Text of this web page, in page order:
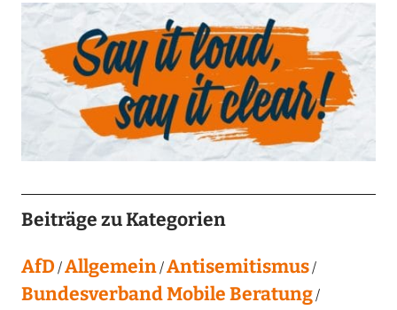
Beiträge zu Kategorien
AfD Allgemein Antisemitismus
Bundesverband Mobile Beratung